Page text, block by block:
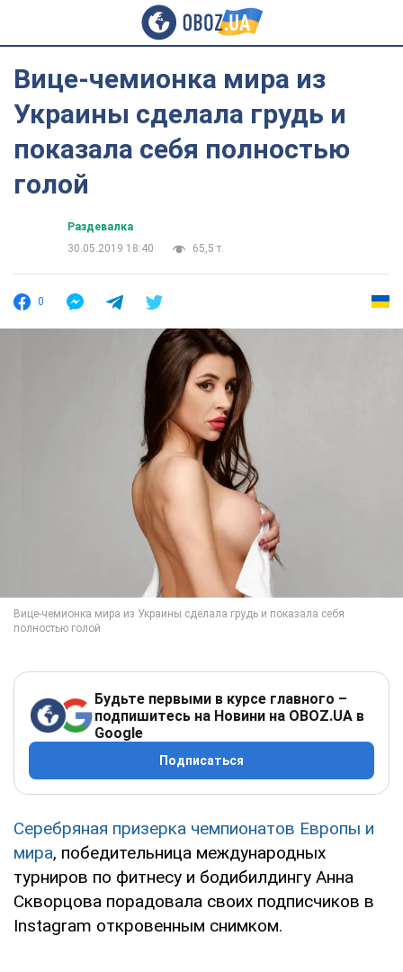
Вице-чемионка мира из
Украины сделала грудь и
показала себя полностью
голой
Раздевалка
30.05.2019 18:40
65,5 т.
0
Будьте первыми в курсе главного –
подпишитесь на Новини на OBOZ.UA в
Google
Подписаться
Серебряная призерка чемпионатов Европы и
мира, победительница международных
турниров по фитнесу и бодибилдингу Анна
Скворцова порадовала своих подписчиков в
Instagram откровенным снимком.